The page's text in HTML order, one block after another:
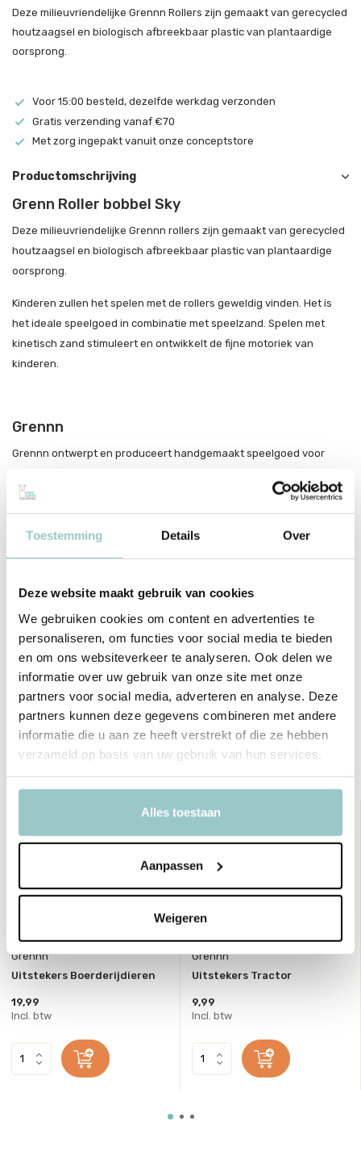
Toestemming Details Over
Deze website maakt gebruik van cookies
We gebruiken cookies om content en advertenties te
personaliseren, om functies voor social media te bieden
en om ons websiteverkeer te analyseren. Ook delen we
informatie over uw gebruik van onze site met onze
partners voor social media, adverteren en analyse. Deze
partners kunnen deze gegevens combineren met andere
informatie die u aan ze heeft verstrekt of die ze hebben
verzameld op basis van uw gebruik van hun services.
Alles toestaan
Aanpassen
Weigeren
Deze milieuvriendelijke Grennn Rollers zijn gemaakt van gerecycled
houtzaagsel en biologisch afbreekbaar plastic van plantaardige
oorsprong.
Voor 15:00 besteld, dezelfde werkdag verzonden
Gratis verzending vanaf €70
Met zorg ingepakt vanuit onze conceptstore
Productomschrijving
Grenn Roller bobbel Sky
Deze milieuvriendelijke Grennn rollers zijn gemaakt van gerecycled
houtzaagsel en biologisch afbreekbaar plastic van plantaardige
oorsprong.
Kinderen zullen het spelen met de rollers geweldig vinden. Het is
het ideale speelgoed in combinatie met speelzand. Spelen met
kinetisch zand stimuleert en ontwikkelt de fijne motoriek van
kinderen.
Grennn
Grennn ontwerpt en produceert handgemaakt speelgoed voor
beste kwaliteit te ontwerpen. Deze items staan op zichzelf en zijn
tijdloos, ongeacht de trend. Het uitgangspunt is de
belevingswereld van het kind.
Productspecificaties
SKU 4800437969095
Bekijk ook deze must-haves
Grennn
Uitstekers Boerderijdieren
19,99
Incl. btw
Grennn
Uitstekers Tractor
9,99
Incl. btw